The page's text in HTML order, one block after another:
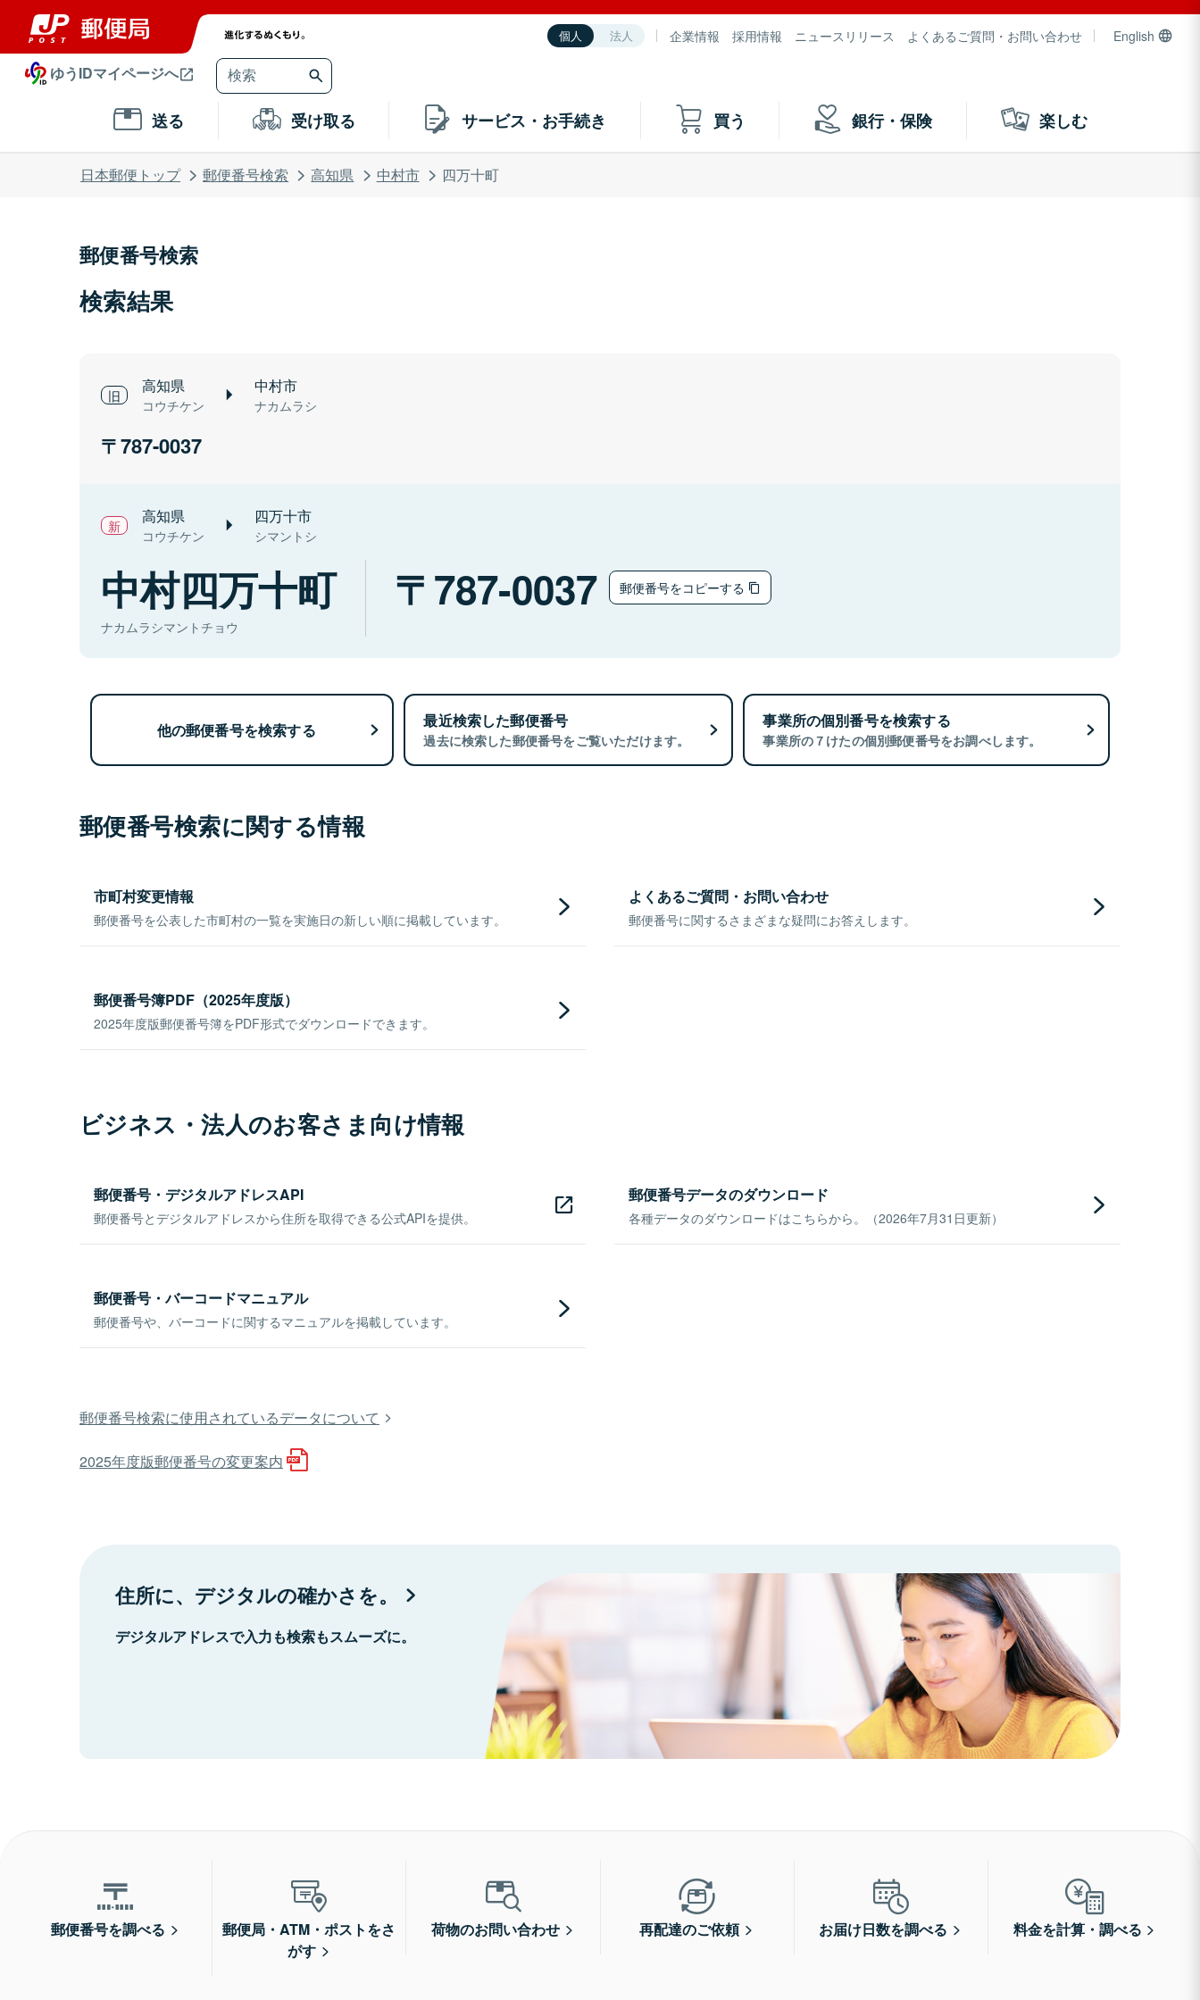
個人 法人 企業情報 採用情報 ニュースリリース よくあるご質問・お問い合わせ English
ゆうIDマイページへ
送る 受け取る サービス・お手続き 買う 銀行・保険 楽しむ
日本郵便トップ 郵便番号検索 高知県 中村市 四万十町
郵便番号検索
検索結果
高知県
コウチケン
中村市
ナカムラシ
787-0037
高知県
コウチケン
四万十市
シマントシ
中村四万十町
ナカムラシマントチョウ
787-0037 郵便番号をコピーする
他の郵便番号を検索する 最近検索した郵便番号
過去に検索した郵便番号をご覧いただけます。
事業所の個別番号を検索する
事業所の７けたの個別郵便番号をお調べします。
郵便番号検索に関する情報
市町村変更情報
郵便番号を公表した市町村の一覧を実施日の新しい順に掲載しています。
よくあるご質問・お問い合わせ
郵便番号に関するさまざまな疑問にお答えします。
郵便番号簿PDF（2025年度版）
2025年度版郵便番号簿をPDF形式でダウンロードできます。
ビジネス・法人のお客さま向け情報
郵便番号・デジタルアドレスAPI
郵便番号とデジタルアドレスから住所を取得できる公式APIを提供。
郵便番号データのダウンロード
各種データのダウンロードはこちらから。（2026年7月31日更新）
郵便番号・バーコードマニュアル
郵便番号や、バーコードに関するマニュアルを掲載しています。
郵便番号検索に使用されているデータについて
2025年度版郵便番号の変更案内
住所に、デジタルの確かさを。
デジタルアドレスで入力も検索もスムーズに。
郵便番号を調べる
郵便局・ATM・ポストをさ
がす
荷物のお問い合わせ 再配達のご依頼 お届け日数を調べる 料金を計算・調べる